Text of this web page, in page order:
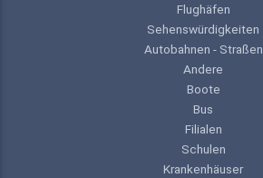
Flughäfen
Sehenswürdigkeiten
Autobahnen - Straßen
Andere
Boote
Bus
Filialen
Schulen
Krankenhäuser